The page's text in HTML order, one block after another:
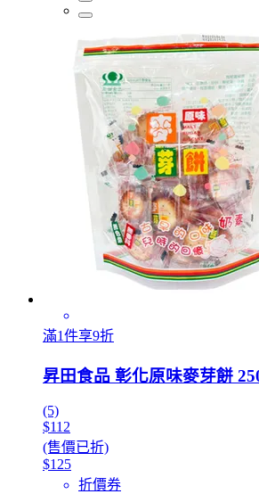
滿1件享9折
昇田食品 彰化原味麥芽餅
(5)
$112
(售價已折)
$125
折價券